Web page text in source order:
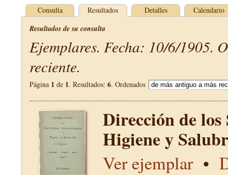
Consulta Resultados Detalles Calendario
Resultados de su consulta
Ejemplares. Fecha: 10/6/1905.
reciente.
Página 1 de 1. Resultados: 6. Ordenados
Dirección de
Higiene y
Ver ejemplar•